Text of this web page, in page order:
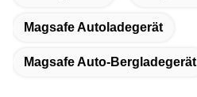
Magsafe Autoladegerät
Magsafe Auto-Bergladegerät